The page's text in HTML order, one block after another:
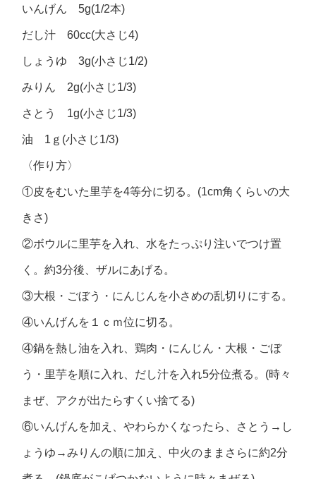
いんげん 5g(1/2本)
だし汁 60cc(大さじ4)
しょうゆ 3g(小さじ1/2)
みりん 2g(小さじ1/3)
さとう 1g(小さじ1/3)
油 1ｇ(小さじ1/3)
〈作り方〉
①皮をむいた里芋を4等分に切る。(1cm角くらいの大
きさ)
②ボウルに里芋を入れ、水をたっぷり注いでつけ置
く。約3分後、ザルにあげる。
③大根・ごぼう・にんじんを小さめの乱切りにする。
④いんげんを１ｃｍ位に切る。
④鍋を熱し油を入れ、鶏肉・にんじん・大根・ごぼ
う・里芋を順に入れ、だし汁を入れ5分位煮る。(時々
まぜ、アクが出たらすくい捨てる)
⑥いんげんを加え、やわらかくなったら、さとう→し
ょうゆ→みりんの順に加え、中火のままさらに約2分